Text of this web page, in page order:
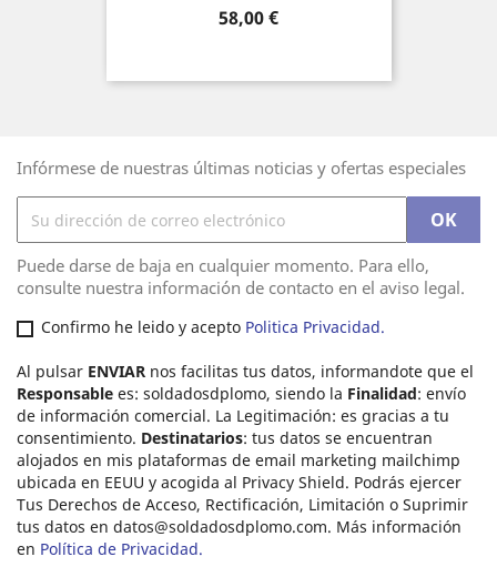
Precio
58,00 €
Infórmese de nuestras últimas noticias y ofertas especiales
Puede darse de baja en cualquier momento. Para ello,
consulte nuestra información de contacto en el aviso legal.
Confirmo he leido y acepto Politica Privacidad.
Al pulsar ENVIAR nos facilitas tus datos, informandote que el
Responsable es: soldadosdplomo, siendo la Finalidad: envío
de información comercial. La Legitimación: es gracias a tu
consentimiento. Destinatarios: tus datos se encuentran
alojados en mis plataformas de email marketing mailchimp
ubicada en EEUU y acogida al Privacy Shield. Podrás ejercer
Tus Derechos de Acceso, Rectificación, Limitación o Suprimir
tus datos en datos@soldadosdplomo.com. Más información
en Política de Privacidad.